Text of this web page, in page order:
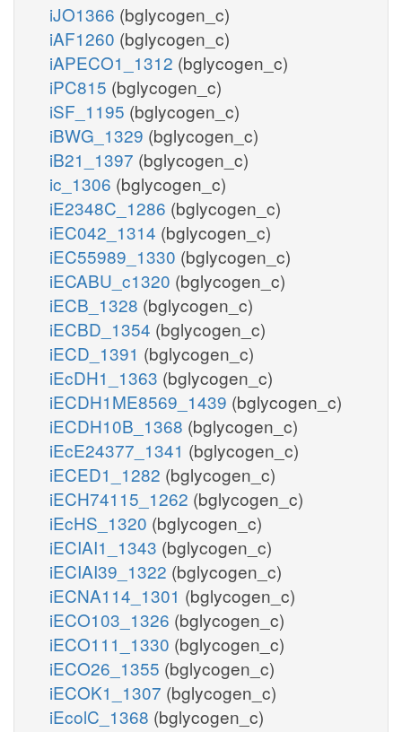
iJO1366 (bglycogen_c)
iAF1260 (bglycogen_c)
iAPECO1_1312 (bglycogen_c)
iPC815 (bglycogen_c)
iSF_1195 (bglycogen_c)
iBWG_1329 (bglycogen_c)
iB21_1397 (bglycogen_c)
ic_1306 (bglycogen_c)
iE2348C_1286 (bglycogen_c)
iEC042_1314 (bglycogen_c)
iEC55989_1330 (bglycogen_c)
iECABU_c1320 (bglycogen_c)
iECB_1328 (bglycogen_c)
iECBD_1354 (bglycogen_c)
iECD_1391 (bglycogen_c)
iEcDH1_1363 (bglycogen_c)
iECDH1ME8569_1439 (bglycogen_c)
iECDH10B_1368 (bglycogen_c)
iEcE24377_1341 (bglycogen_c)
iECED1_1282 (bglycogen_c)
iECH74115_1262 (bglycogen_c)
iEcHS_1320 (bglycogen_c)
iECIAI1_1343 (bglycogen_c)
iECIAI39_1322 (bglycogen_c)
iECNA114_1301 (bglycogen_c)
iECO103_1326 (bglycogen_c)
iECO111_1330 (bglycogen_c)
iECO26_1355 (bglycogen_c)
iECOK1_1307 (bglycogen_c)
iEcolC_1368 (bglycogen_c)